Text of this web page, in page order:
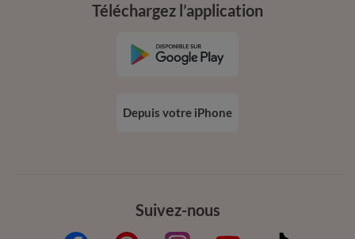
Suivez-nous
Téléchargez l’application
Depuis votre iPhone